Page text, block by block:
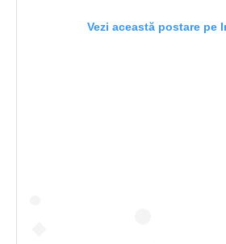
Vezi această postare pe